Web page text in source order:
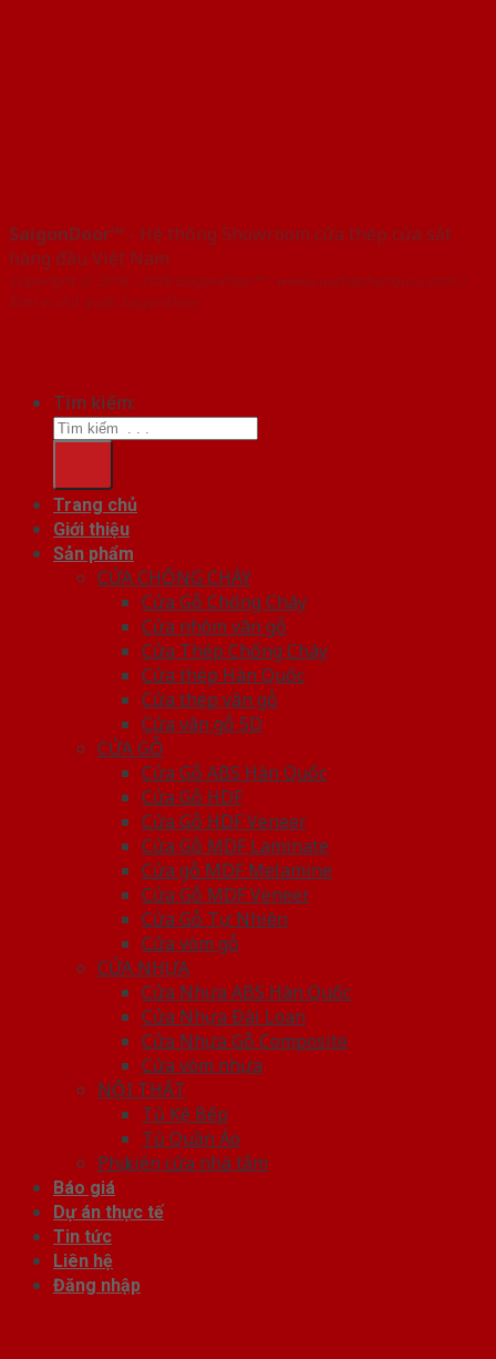
SaigonDoor™ - Hệ thống Showroom cửa thép cửa sắt
hàng đầu Việt Nam
Copyright ⓒ 2016 – 2026 SaigonDoor™ - www.cuathephanquoc.com |
Đơn vị chủ quản SaigonDoor
Tìm kiếm:
Trang chủ
Giới thiệu
Sản phẩm
CỬA CHỐNG CHÁY
Cửa Gỗ Chống Cháy
Cửa nhôm vân gỗ
Cửa Thép Chống Cháy
Cửa thép Hàn Quốc
Cửa thép vân gỗ
Cửa vân gỗ 5D
CỬA GỖ
Cửa Gỗ ABS Hàn Quốc
Cửa Gỗ HDF
Cửa Gỗ HDF Veneer
Cửa Gỗ MDF Laminate
Cửa gỗ MDF Melamine
Cửa Gỗ MDF Veneer
Cửa Gỗ Tự Nhiên
Cửa vòm gỗ
CỬA NHỰA
Cửa Nhựa ABS Hàn Quốc
Cửa Nhựa Đài Loan
Cửa Nhựa Gỗ Composite
Cửa vòm nhựa
NỘI THẤT
Tủ Kệ Bếp
Tủ Quần Áo
Phụ kiện cửa nhà tắm
Báo giá
Dự án thực tế
Tin tức
Liên hệ
Đăng nhập